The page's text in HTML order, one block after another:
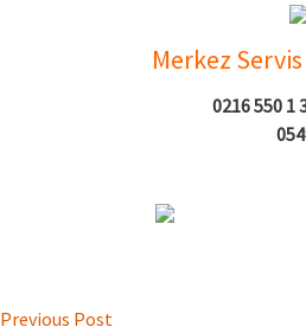
Merkez
0216 550 1
Previous Post